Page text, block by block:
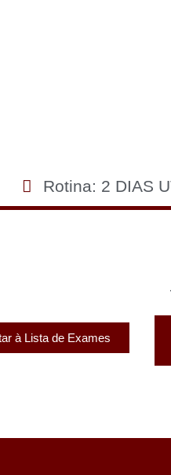
Rotina: 2 DIAS
à Lista de Exames